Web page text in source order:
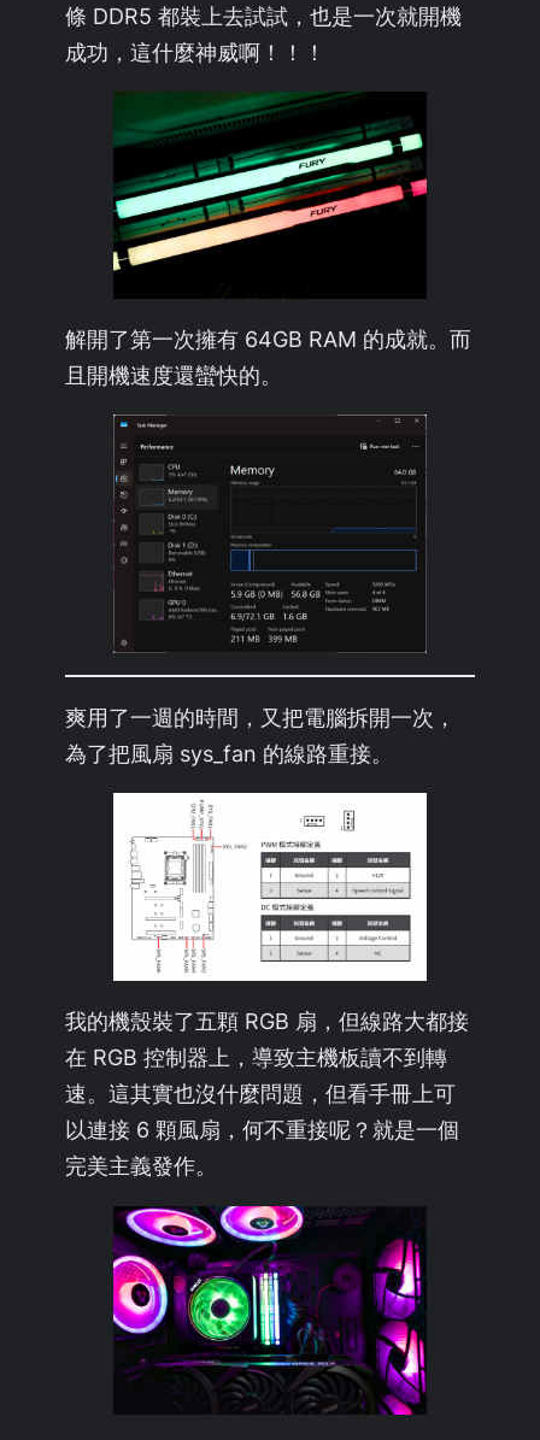
條 DDR5 都裝上去試試，也是一次就開機
成功，這什麼神威啊！！！
解開了第一次擁有 64GB RAM 的成就。而
且開機速度還蠻快的。
爽用了一週的時間，又把電腦拆開一次，
為了把風扇 sys_fan 的線路重接。
我的機殼裝了五顆 RGB 扇，但線路大都接
在 RGB 控制器上，導致主機板讀不到轉
速。這其實也沒什麼問題，但看手冊上可
以連接 6 顆風扇，何不重接呢？就是一個
完美主義發作。